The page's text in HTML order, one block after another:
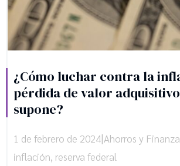
¿Cómo luchar contra la
pérdida de valor
supone?
1 de febrero de 2024|Ahorros y
inflación, reserva federal